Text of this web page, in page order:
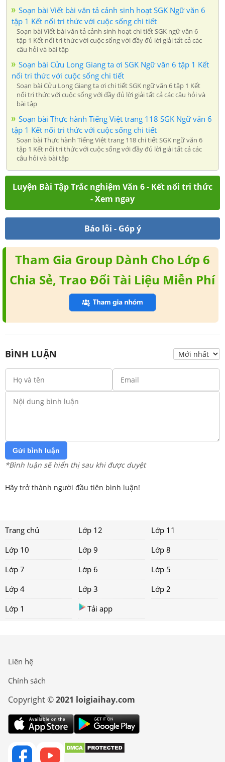
Soạn bài Viết bài văn tả cảnh sinh hoạt SGK Ngữ văn 6
tập 1 Kết nối tri thức với cuộc sống chi tiết
Soạn bài Viết bài văn tả cảnh sinh hoạt chi tiết SGK ngữ văn 6
tập 1 Kết nối tri thức với cuộc sống với đầy đủ lời giải tất cả các
câu hỏi và bài tập
Soạn bài Cửu Long Giang ta ơi SGK Ngữ văn 6 tập 1 Kết
nối tri thức với cuộc sống chi tiết
Soạn bài Cửu Long Giang ta ơi chi tiết SGK ngữ văn 6 tập 1 Kết
nối tri thức với cuộc sống với đầy đủ lời giải tất cả các câu hỏi và
bài tập
Soạn bài Thực hành Tiếng Việt trang 118 SGK Ngữ văn 6
tập 1 Kết nối tri thức với cuộc sống chi tiết
Soạn bài Thực hành Tiếng Việt trang 118 chi tiết SGK ngữ văn 6
tập 1 Kết nối tri thức với cuộc sống với đầy đủ lời giải tất cả các
câu hỏi và bài tập
Luyện Bài Tập Trắc nghiệm Văn 6 - Kết nối tri thức
- Xem ngay
Báo lỗi - Góp ý
Tham Gia Group Dành Cho Lớp 6
Chia Sẻ, Trao Đổi Tài Liệu Miễn Phí
BÌNH LUẬN
Gửi bình luận
*Bình luận sẽ hiển thị sau khi được duyệt
Hãy trở thành người đầu tiên bình luận!
Trang chủ Lớp 12
Lớp 11
Lớp 10
Lớp 9
Lớp 8
Lớp 7
Lớp 6
Lớp 5
Lớp 4
Lớp 3
Lớp 2
Lớp 1
Tải app
Liên hệ
Chính sách
Copyright ©2021 loigiaihay.com